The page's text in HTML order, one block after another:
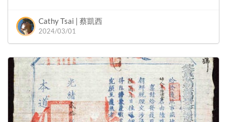
Cathy Tsai | 蔡凱西
2024/03/01